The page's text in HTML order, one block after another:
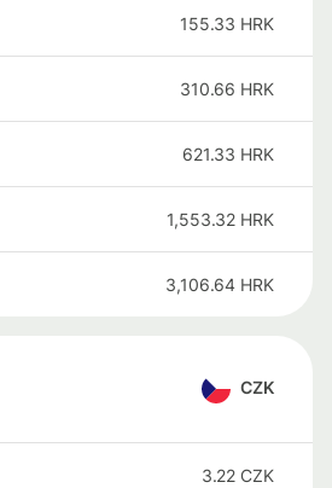
155.33 HRK
310.66 HRK
621.33 HRK
1,553.32 HRK
3,106.64 HRK
CZK
3.22 CZK